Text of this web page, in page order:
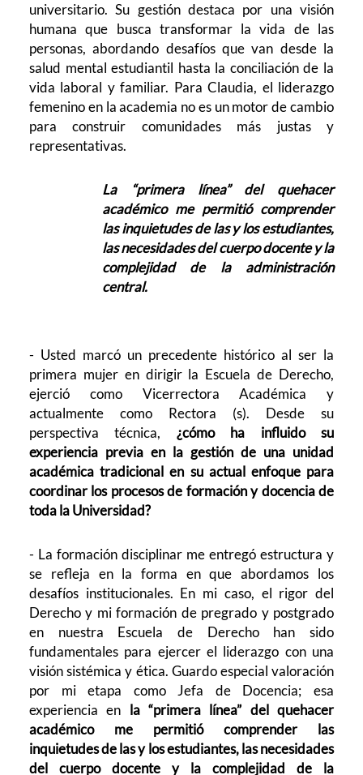
universitario. Su gestión destaca por una visión
humana que busca transformar la vida de las
personas, abordando desafíos que van desde la
salud mental estudiantil hasta la conciliación de la
vida laboral y familiar. Para Claudia, el liderazgo
femenino en la academia no es un motor de cambio
para construir comunidades más justas y
representativas.
La “primera línea” del quehacer
académico me permitió comprender
las inquietudes de las y los estudiantes,
las necesidades del cuerpo docente y la
complejidad de la administración
central.
- Usted marcó un precedente histórico al ser la
primera mujer en dirigir la Escuela de Derecho,
ejerció como Vicerrectora Académica y
actualmente como Rectora (s). Desde su
perspectiva técnica, ¿cómo ha influido su
experiencia previa en la gestión de una unidad
académica tradicional en su actual enfoque para
coordinar los procesos de formación y docencia de
toda la Universidad?
- La formación disciplinar me entregó estructura y
se refleja en la forma en que abordamos los
desafíos institucionales. En mi caso, el rigor del
Derecho y mi formación de pregrado y postgrado
en nuestra Escuela de Derecho han sido
fundamentales para ejercer el liderazgo con una
visión sistémica y ética. Guardo especial valoración
por mi etapa como Jefa de Docencia; esa
experiencia en la “primera línea” del quehacer
académico me permitió comprender las
inquietudes de las y los estudiantes, las necesidades
del cuerpo docente y la complejidad de la